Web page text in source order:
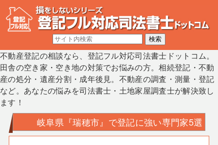
不動産登記の相談なら、登記フル対応司法書士ドットコム。
田舎の空き家・空き地の対策でお悩みの方。相続登記・不動
産の処分・遺産分割・成年後見。不動産の調査・測量・登記
など。あなたの悩みを司法書士・土地家屋調査士が解決致し
ます！
岐阜県『瑞穂市』で登記に強い専門家5選